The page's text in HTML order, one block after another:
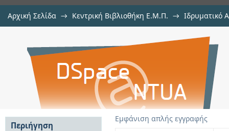
Αρχική Σελίδα → Κεντρική Βιβλιοθήκη Ε.Μ.Π. → Ιδρυματικό
River-induced particle
(September 2002 and 2004)
Εμφάνιση απλής εγγραφής
Περιήγηση